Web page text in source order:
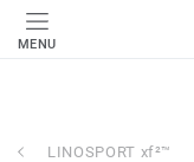
MENU
LINOSPORT xf²™